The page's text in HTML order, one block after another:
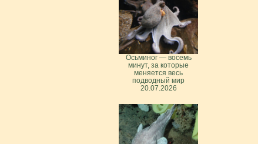
Осьминог — восемь
минут, за которые
меняется весь
подводный мир
20.07.2026